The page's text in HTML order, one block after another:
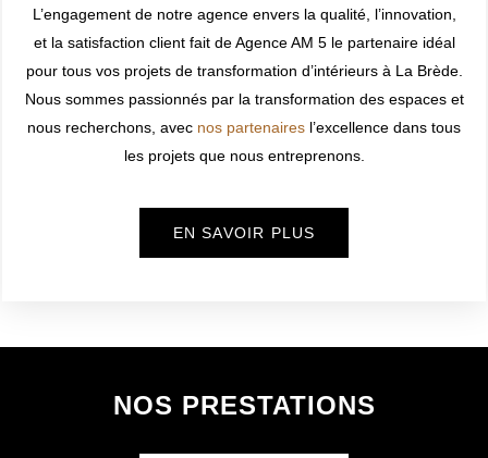
L’engagement de notre agence envers la qualité, l’innovation,
et la satisfaction client fait de Agence AM 5 le partenaire idéal
pour tous vos projets de transformation d’intérieurs à La Brède.
Nous sommes passionnés par la transformation des espaces et
nous recherchons, avec nos partenaires l’excellence dans tous
les projets que nous entreprenons.
EN SAVOIR PLUS
NOS PRESTATIONS